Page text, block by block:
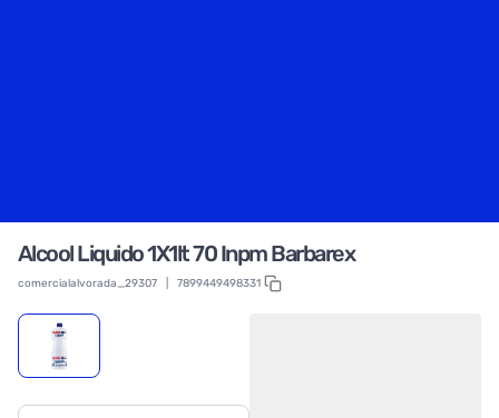
Alcool Liquido 1X1lt 70 Inpm Barbarex
comercialalvorada_29307 7899449498331